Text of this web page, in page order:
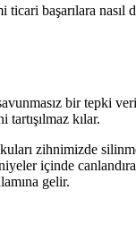
başarılara nasıl
bir tepki
kılar.
zihnimizde
içinde
gelir.